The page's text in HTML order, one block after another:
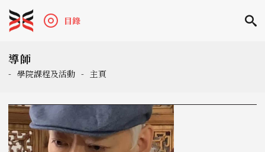
目錄
導師
- 學院課程及活動 - 主頁